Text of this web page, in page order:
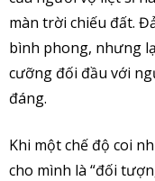
màn trời chiếu đất.
bình phong, nhưng
cưỡng đối đầu với
đáng.
Khi một chế độ coi
cho mình là “đối